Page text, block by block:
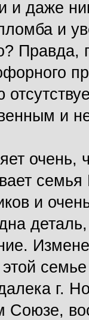
и даже
и
Правда,
и
очень,
и
г.
Союзе,